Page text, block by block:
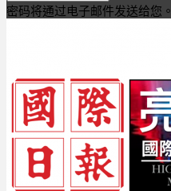
密码将通过电子邮件发送给您。